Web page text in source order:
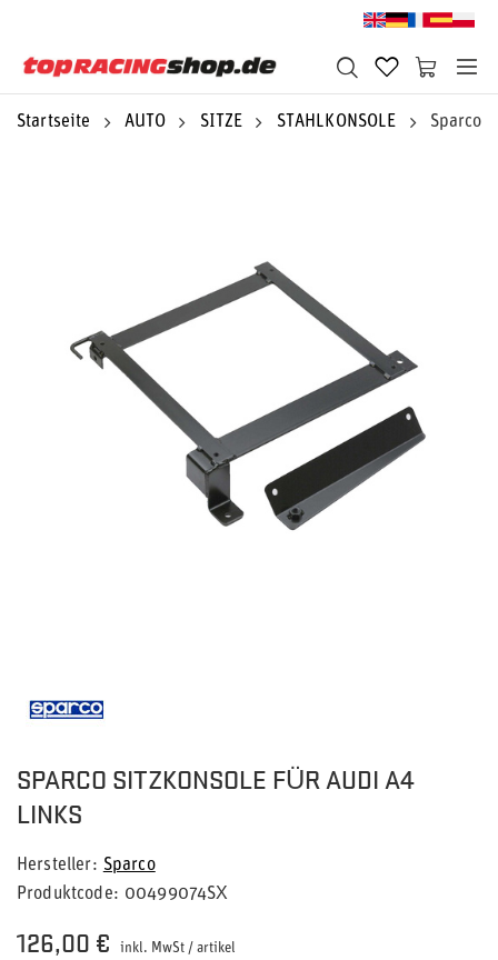
Startseite AUTO SITZE STAHLKONSOLE Sparco
SPARCO SITZKONSOLE FÜR AUDI A4
LINKS
Hersteller
Sparco
Produktcode
00499074SX
126,00 € inkl. MwSt / artikel